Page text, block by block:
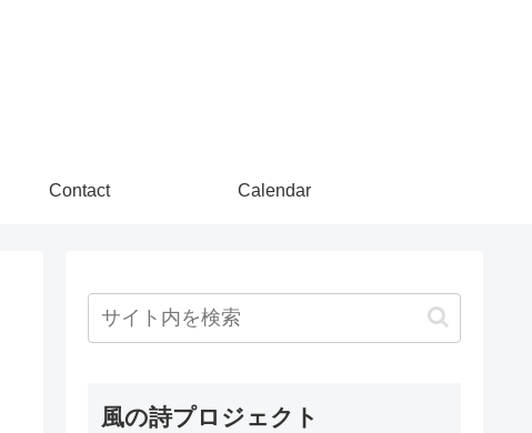
Contact Calendar
風の詩プロジェクト